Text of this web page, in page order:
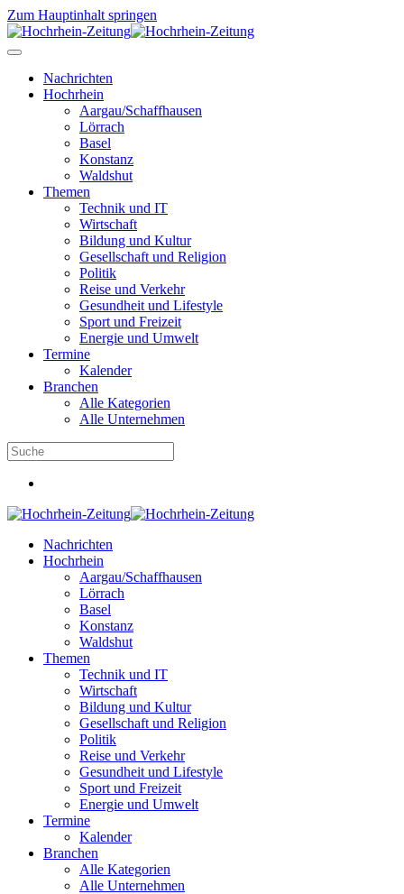
Zum Hauptinhalt springen
Nachrichten
Hochrhein
Aargau/Schaffhausen
Lörrach
Basel
Konstanz
Waldshut
Themen
Technik und IT
Wirtschaft
Bildung und Kultur
Gesellschaft und Religion
Politik
Reise und Verkehr
Gesundheit und Lifestyle
Sport und Freizeit
Energie und Umwelt
Termine
Kalender
Branchen
Alle Kategorien
Alle Unternehmen
Nachrichten
Hochrhein
Aargau/Schaffhausen
Lörrach
Basel
Konstanz
Waldshut
Themen
Technik und IT
Wirtschaft
Bildung und Kultur
Gesellschaft und Religion
Politik
Reise und Verkehr
Gesundheit und Lifestyle
Sport und Freizeit
Energie und Umwelt
Termine
Kalender
Branchen
Alle Kategorien
Alle Unternehmen